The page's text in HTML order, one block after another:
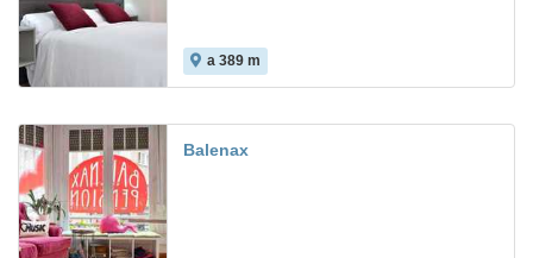
a 389 m
Balenax